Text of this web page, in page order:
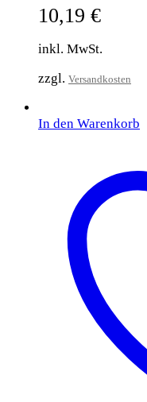
10,19 €
inkl. MwSt.
zzgl. Versandkosten
In den Warenkorb